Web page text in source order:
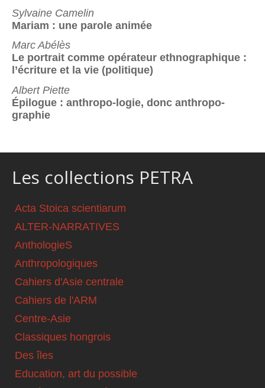
Sylvaine Camelin
Mariam : une parole animée
Marc Abélès
Le portrait comme opérateur ethnographique :
l’écriture et la vie (politique)
Albert Piette
Épilogue : anthropo-logie, donc anthropo-
graphie
Les collections PETRA
Acta Stoica scientiarum
ALTER-NARRATIVES
AnthologieS
Anthropologiques
Cahiers d'Asie centrale
Cahiers de l'ARM
Centre-Asie
Classiques hongrois
Des îles
Education, art du possible